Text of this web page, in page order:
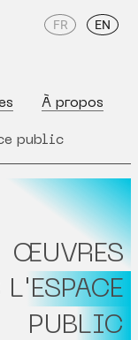
À propos
FR EN
public
ŒUVRES
PUBLIC